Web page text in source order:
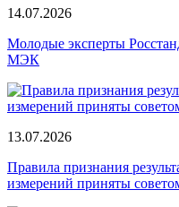
14.07.2026
Молодые эксперты
МЭК
13.07.2026
Правила признания
измерений приняты